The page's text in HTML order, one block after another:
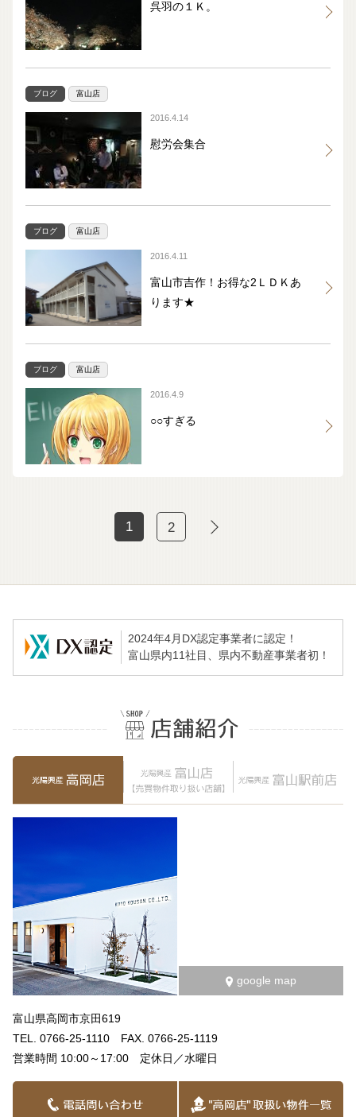
呉羽の１Ｋ。
ブログ 富山店
2016.4.14
慰労会集合
ブログ 富山店
2016.4.11
富山市吉作！お得な2ＬＤＫあ
ります★
ブログ 富山店
2016.4.9
○○すぎる
1 2
2024年4月DX認定事業者に認定！
富山県内11社目、県内不動産事業者初！
google map
富山県高岡市京田619
TEL. 0766-25-1110 FAX. 0766-25-1119
営業時間 10:00～17:00 定休日／水曜日